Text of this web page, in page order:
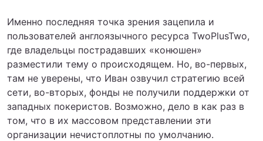
Именно последняя точка зрения зацепила и
пользователей англоязычного ресурса TwoPlusTwo,
где владельцы пострадавших «конюшен»
разместили тему о происходящем. Но, во-первых,
там не уверены, что Иван озвучил стратегию всей
сети, во-вторых, фонды не получили поддержки от
западных покеристов. Возможно, дело в как раз в
том, что в их массовом представлении эти
организации нечистоплотны по умолчанию.